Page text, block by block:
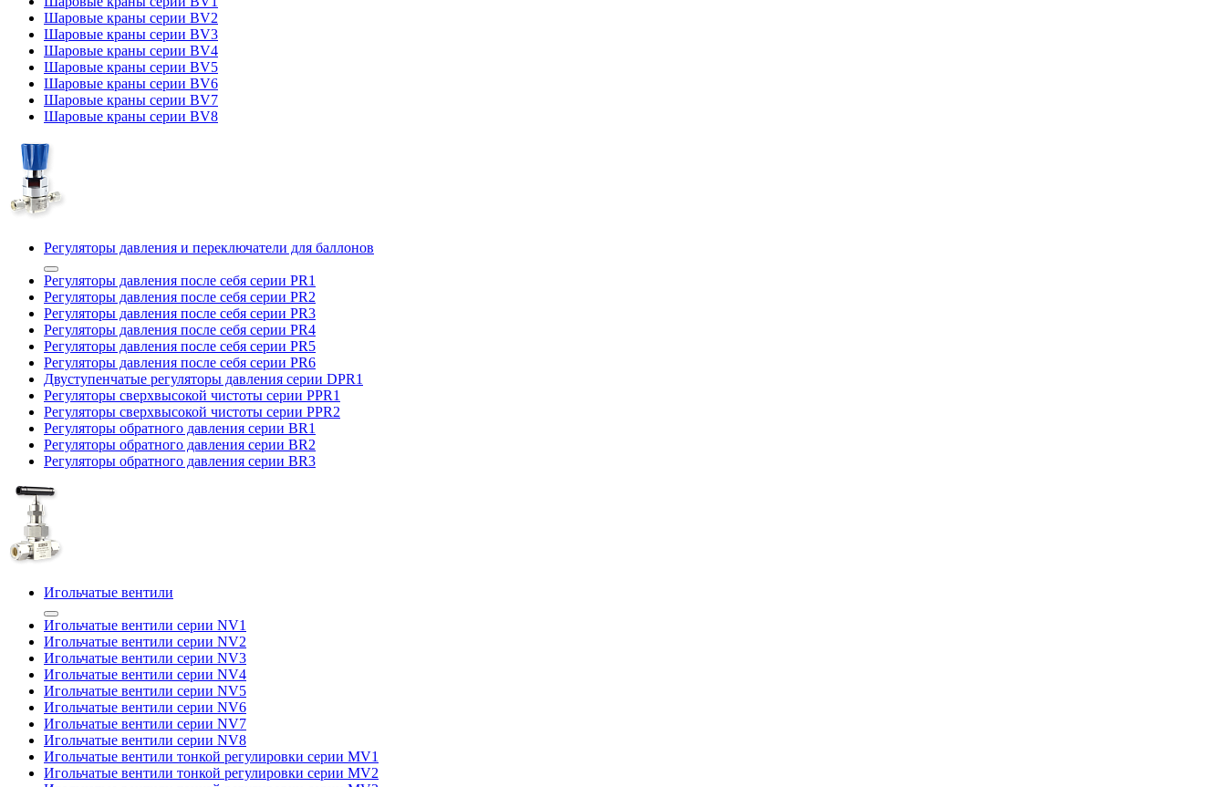
Шаровые краны серии BV2
Шаровые краны серии BV3
Шаровые краны серии BV4
Шаровые краны серии BV5
Шаровые краны серии BV6
Шаровые краны серии BV7
Шаровые краны серии BV8
Регуляторы давления и переключатели для баллонов
Регуляторы давления после себя серии PR1
Регуляторы давления после себя серии PR2
Регуляторы давления после себя серии PR3
Регуляторы давления после себя серии PR4
Регуляторы давления после себя серии PR5
Регуляторы давления после себя серии PR6
Двуступенчатые регуляторы давления серии DPR1
Регуляторы сверхвысокой чистоты серии PPR1
Регуляторы сверхвысокой чистоты серии PPR2
Регуляторы обратного давления серии BR1
Регуляторы обратного давления серии BR2
Регуляторы обратного давления серии BR3
Игольчатые вентили
Игольчатые вентили серии NV1
Игольчатые вентили серии NV2
Игольчатые вентили серии NV3
Игольчатые вентили серии NV4
Игольчатые вентили серии NV5
Игольчатые вентили серии NV6
Игольчатые вентили серии NV7
Игольчатые вентили серии NV8
Игольчатые вентили тонкой регулировки серии MV1
Игольчатые вентили тонкой регулировки серии MV2